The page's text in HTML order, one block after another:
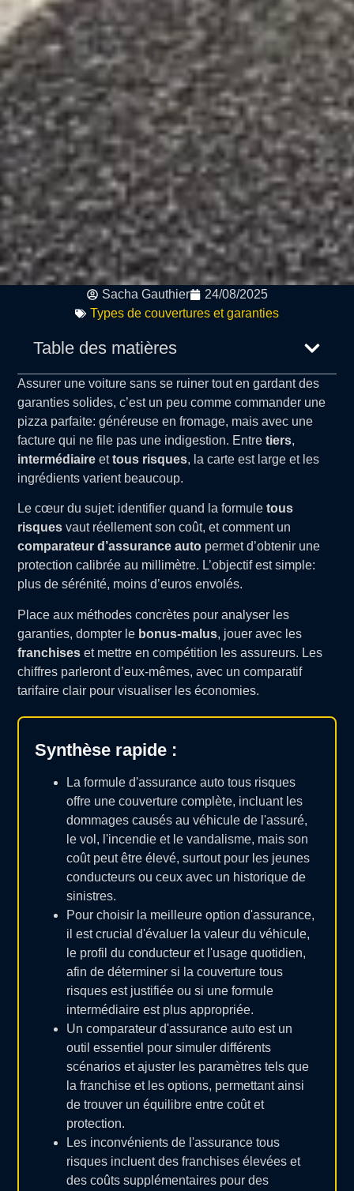
Sacha Gauthier
24/08/2025
Types de couvertures et garanties
Table des matières
Assurer une voiture sans se ruiner tout en gardant des
garanties solides, c’est un peu comme commander une
pizza parfaite: généreuse en fromage, mais avec une
facture qui ne file pas une indigestion. Entretiers,
intermédiaire ettous risques, la carte est large et les
ingrédients varient beaucoup.
Le cœur du sujet: identifier quand la formuletous
risques vaut réellement son coût, et comment un
comparateur d’assurance auto permet d’obtenir une
protection calibrée au millimètre. L’objectif est simple:
plus de sérénité, moins d’euros envolés.
Place aux méthodes concrètes pour analyser les
garanties, dompter le bonus-malus, jouer avec les
franchises et mettre en compétition les assureurs. Les
chiffres parleront d’eux-mêmes, avec un comparatif
tarifaire clair pour visualiser les économies.
Synthèse rapide :
La formule d'assurance auto tous risques
offre une couverture complète, incluant les
dommages causés au véhicule de l'assuré,
le vol, l'incendie et le vandalisme, mais son
coût peut être élevé, surtout pour les jeunes
conducteurs ou ceux avec un historique de
sinistres.
Pour choisir la meilleure option d'assurance,
il est crucial d'évaluer la valeur du véhicule,
le profil du conducteur et l'usage quotidien,
afin de déterminer si la couverture tous
risques est justifiée ou si une formule
intermédiaire est plus appropriée.
Un comparateur d'assurance auto est un
outil essentiel pour simuler différents
scénarios et ajuster les paramètres tels que
la franchise et les options, permettant ainsi
de trouver un équilibre entre coût et
protection.
Les inconvénients de l'assurance tous
risques incluent des franchises élevées et
des coûts supplémentaires pour des